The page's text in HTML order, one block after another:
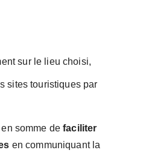
sur le lieu choisi,
sites touristiques par
en somme defaciliter
en communiquant la